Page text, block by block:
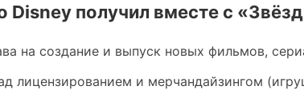
Disney получил вместе с
на создание и выпуск новых фильмов,
лицензированием и мерчандайзингом